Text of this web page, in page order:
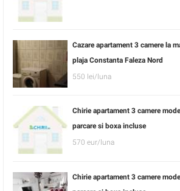
Cazare apartament 3 camere la
plaja Constanta Faleza Nord
550 lei/luna
Chirie apartament 3 camere
parcare si boxa incluse
570 eur/luna
Chirie apartament 3 camere